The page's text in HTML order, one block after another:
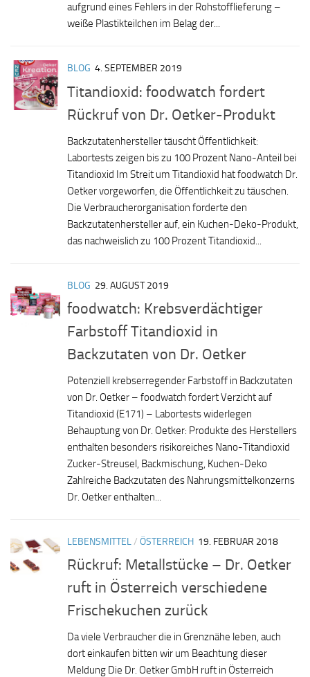
aufgrund eines Fehlers in der Rohstofflieferung –
weiße Plastikteilchen im Belag der...
BLOG 4. SEPTEMBER 2019
Titandioxid: foodwatch fordert
Rückruf von Dr. Oetker-Produkt
Backzutatenhersteller täuscht Öffentlichkeit:
Labortests zeigen bis zu 100 Prozent Nano-Anteil bei
Titandioxid Im Streit um Titandioxid hat foodwatch Dr.
Oetker vorgeworfen, die Öffentlichkeit zu täuschen.
Die Verbraucherorganisation forderte den
Backzutatenhersteller auf, ein Kuchen-Deko-Produkt,
das nachweislich zu 100 Prozent Titandioxid...
BLOG 29. AUGUST 2019
foodwatch: Krebsverdächtiger
Farbstoff Titandioxid in
Backzutaten von Dr. Oetker
Potenziell krebserregender Farbstoff in Backzutaten
von Dr. Oetker – foodwatch fordert Verzicht auf
Titandioxid (E171) – Labortests widerlegen
Behauptung von Dr. Oetker: Produkte des Herstellers
enthalten besonders risikoreiches Nano-Titandioxid
Zucker-Streusel, Backmischung, Kuchen-Deko
Zahlreiche Backzutaten des Nahrungsmittelkonzerns
Dr. Oetker enthalten...
LEBENSMITTEL/ ÖSTERREICH 19. FEBRUAR 2018
Rückruf: Metallstücke – Dr. Oetker
ruft in Österreich verschiedene
Frischekuchen zurück
Da viele Verbraucher die in Grenznähe leben, auch
dort einkaufen bitten wir um Beachtung dieser
Meldung Die Dr. Oetker GmbH ruft in Österreich